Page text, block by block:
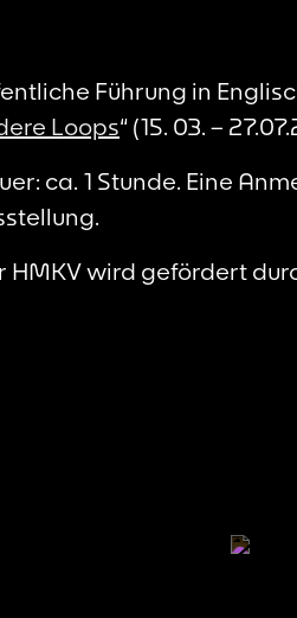
Führung in
Loops“ (15. 03. –
ca. 1 Stunde. Eine
HMKV wird gefördert